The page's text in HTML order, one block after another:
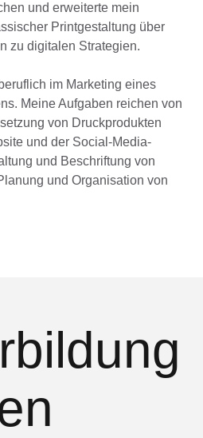
und erweiterte mein
Printgestaltung über
zu digitalen Strategien.
im Marketing eines
Meine Aufgaben reichen von
von Druckprodukten
und der Social-Media-
und Beschriftung von
und Organisation von